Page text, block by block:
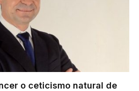
o ceticismo natural de